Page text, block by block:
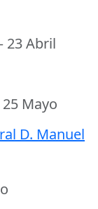
Abril
Mayo
D. Manuel